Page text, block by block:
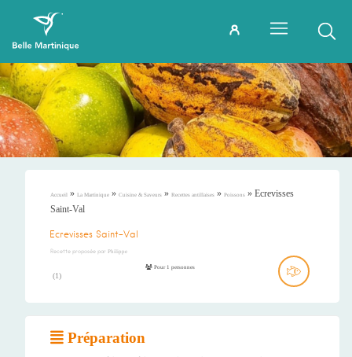
Accueil » La Martinique » Cuisine & Saveurs » Recettes antillaises » Poissons » Ecrevisses
Saint-Val
Ecrevisses Saint-Val
Recette proposée par Philippe
(1)
Pour 1 personnes
Préparation